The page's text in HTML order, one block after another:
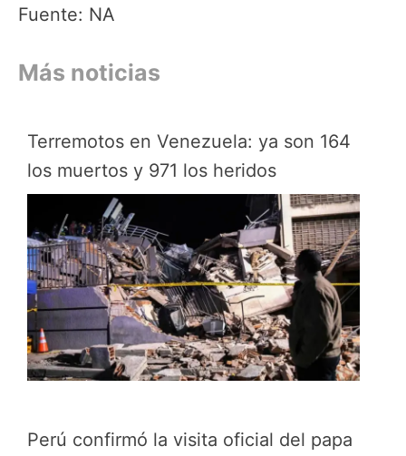
Fuente: NA
Más noticias
Terremotos en Venezuela: ya son 164
los muertos y 971 los heridos
Perú confirmó la visita oficial del papa